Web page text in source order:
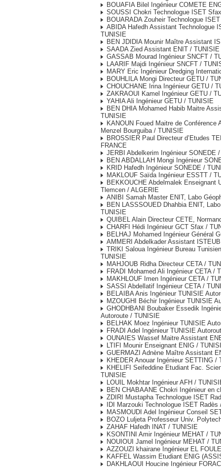
BOUAFIA Bilel Ingénieur COMETE
SOUSSI Chokri Technologue ISET
BOUARADA Zouheir Technologue
ABIDA Hafedh Assistant Technologue
TUNISIE
BEN JDIDIA Mounir Maître Assistant
SAADA Zied Assistant ENIT / TUNISIE
GASSAB Mourad Ingénieur SNCFT /
LAARIF Majdi Ingénieur SNCFT /
MARY Eric Ingénieur Dredging
BOUHLILA Mongi Directeur GETU /
CHOUCHANE Irina Ingénieur GETU /
ZAKRAOUI Kamel Ingénieur GETU /
YAHIA Ali Ingénieur GETU / TUNISIE
BEN DHIA Mohamed Habib Maitre
TUNISIE
KANOUN Foued Maitre de Conférence
Menzel Bourguiba / TUNISIE
BROSSIER Paul Directeur d’Etudes
FRANCE
JERBI Abdelkerim Ingénieur SONEDE
BEN ABDALLAH Mongi Ingénieur
KRID Hafedh Ingénieur SONEDE /
MAKLOUF Saïda Ingénieur ESSTT /
BEKKOUCHE Abdelmalek Enseignant
Tlemcen / ALGERIE
ANIBI Samah Master ENIT, Labo
BEN LASSSOUED Dhahbia ENIT,
TUNISIE
QUIBEL Alain Directeur CETE,
CHARFI Hédi Ingénieur GCT Sfax /
BELHAJ Mohamed Ingénieur Général
AMMERI Abdelkader Assistant
TRIKI Saloua Ingénieur Bureau
TUNISIE
MAHJOUB Ridha Directeur CETA /
FRADI Mohamed Ali Ingénieur CETA /
MAKHLOUF Imen Ingénieur CETA /
SASSI Abdellatif Ingénieur CETA /
BELAIBA Anis Ingénieur TUNISIE
MZOUGHI Béchir Ingénieur TUNISIE
GHODHBANI Boubaker Essedik
Autoroute / TUNISIE
BELHAK Moez Ingénieur TUNISIE
FRADI Adel Ingénieur TUNISIE
OUNAIES Wassef Maitre Assistant
LTIFI Mounir Enseignant ENIG /
GUERMAZI Adnène Maître Assistant
KHEDER Anouar Ingénieur SETTING /
KHELIFI Seifeddine Etudiant Fac.
TUNISIE
LOUIL Mokhtar Ingénieur AFH /
BEN CHABAANE Chokri Ingénieur en
ZDIRI Mustapha Technologue ISET
IDI Marzouki Technologue ISET Radès
MASMOUDI Adel Ingénieur Conseil
BOZO Luljeta Professeur Univ.
ZAHAF Hafedh INAT / TUNISIE
KSONTINI Amir Ingénieur MEHAT /
NOUIOUI Jamel Ingénieur MEHAT /
AZZOUZI khairane Ingénieur EL
KAFFEL Wassim Etudiant ENIG
DAKHLAOUI Houcine Ingénieur